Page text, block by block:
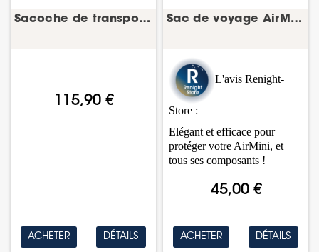
Sacoche de transport DreamStation – Philips
115,90 €
ACHETER DÉTAILS
Sac de voyage AirMini – ResMed
45,00 €
L'avis Renight-
Store :
Elégant et efficace pour
protéger votre AirMini, et
tous ses composants !
ACHETER DÉTAILS